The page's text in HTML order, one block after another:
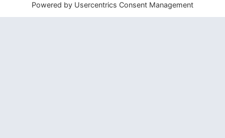
Arten von Korallenfischen voll auf ihre